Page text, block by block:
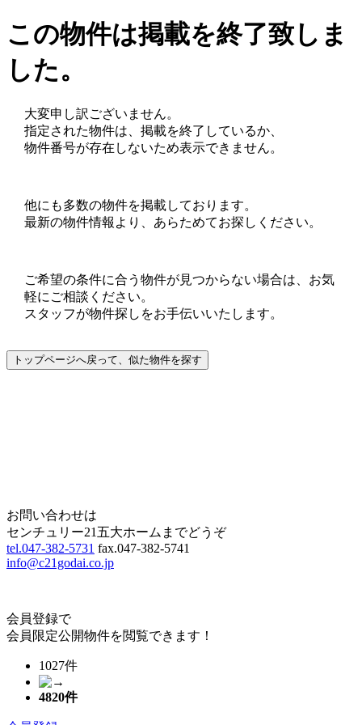
この物件は掲載を終了致しま
した。
大変申し訳ございません。
指定された物件は、掲載を終了しているか、
物件番号が存在しないため表示できません。
他にも多数の物件を掲載しております。
最新の物件情報より、あらためてお探しください。
ご希望の条件に合う物件が見つからない場合は、お気
軽にご相談ください。
スタッフが物件探しをお手伝いいたします。
お問い合わせは
センチュリー21五大ホームまでどうぞ
tel.047-382-5731 fax.047-382-5741
info@c21godai.co.jp
会員登録で
会員限定公開物件を閲覧できます！
1027件
4820件